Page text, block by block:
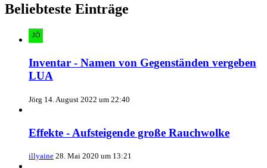
Beliebteste Einträge
Inventar - Namen von Gegenständen vergeben
LUA
Jörg 14. August 2022 um 22:40
Effekte - Aufsteigende große Rauchwolke
illyaine 28. Mai 2020 um 13:21